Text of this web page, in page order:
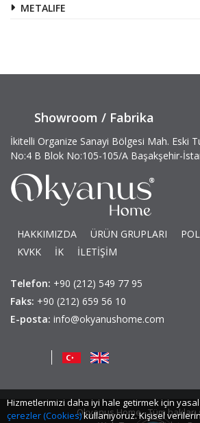
METALIFE
Showroom / Fabrika
İkitelli Organize Sanayi Bölgesi Mah. Eski
No:4 B Blok No:105-105/A Başakşehir-
HAKKIMIZDA ÜRÜN GRUPLARI
KVKK
İK İLETİŞİM
Telefon: +90 (212) 549 77 95
Faks: +90 (212) 659 56 10
E-posta: info@okyanushome.com
Okyanus Home - Tüm hakları
Hizmetlerimizi daha iyi hale getirmek için
çerezler (Cookies)kullanıyoruz. Kişisel